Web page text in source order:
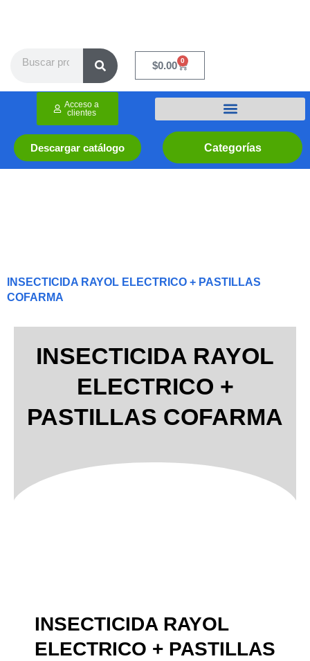
$0.00 0
Cart
Categorías
Descargar catálogo
Acceso a
clientes
INSECTICIDA RAYOL ELECTRICO + PASTILLAS
COFARMA
INSECTICIDA RAYOL
ELECTRICO +
PASTILLAS COFARMA
INSECTICIDA RAYOL
ELECTRICO + PASTILLAS